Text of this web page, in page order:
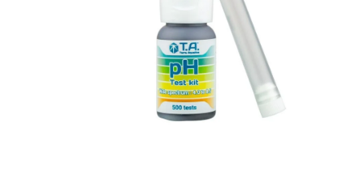
Kaufberatung AGB
Blog
Datenschutzerklärung Impressum